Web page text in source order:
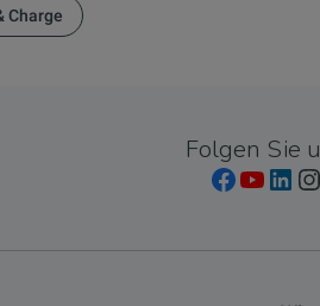
Charge
Folgen Sie